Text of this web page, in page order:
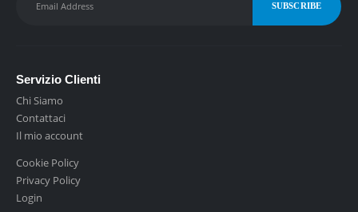
Servizio Clienti
Chi Siamo
Contattaci
Il mio account
Cookie Policy
Privacy Policy
Login